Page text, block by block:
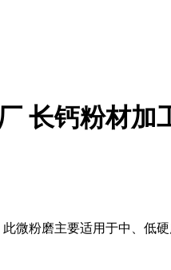
长钙粉材加
微粉磨主要适用于中、低